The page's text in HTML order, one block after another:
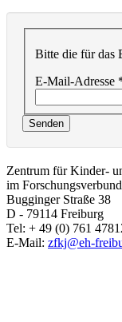
Bitte die für das
E-Mail-Adresse
Senden
Zentrum für Kinder-
im
Bugginger Straße 38
D - 79114 Freiburg
Tel: + 49 (0) 761
E-Mail: zfkj@eh-